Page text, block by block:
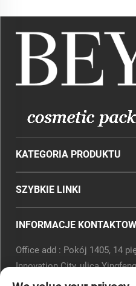
KATEGORIA PRODUKTU
SZYBKIE LINKI
INFORMACJE
Office add : Pokój 1405, 14
Innovation City, ulica
Hangzhou, prowincja Zhejiang,